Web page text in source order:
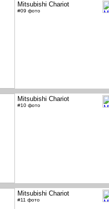
Mitsubishi Chariot
#09 фото
Mitsubishi Chariot
#10 фото
Mitsubishi Chariot
#11 фото